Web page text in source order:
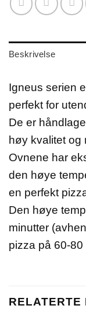
Beskrivelse
Igneus serien
perfekt for
De er
høy kvalitet og
Ovnene har
den høye
en perfekt
Den høye
minutter
pizza på 60-80
RELATERTE